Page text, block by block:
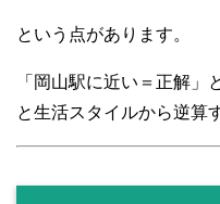
という点があります。
「岡山駅に近い＝正解
と生活スタイルから逆算